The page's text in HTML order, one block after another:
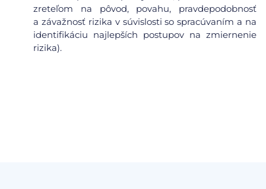
zreteľom na pôvod, povahu, pravdepodobnosť
a závažnosť rizika v súvislosti so spracúvaním a na
identifikáciu najlepších postupov na zmiernenie
rizika).